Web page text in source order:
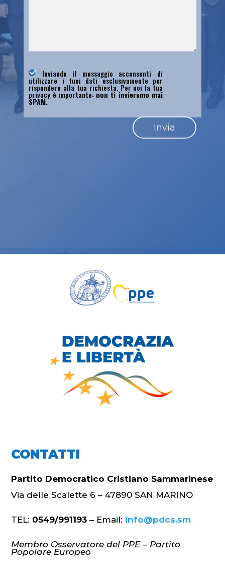
Inviando il messaggio acconsenti di
utilizzare i tuoi dati esclusivamente per
rispondere alla tua richiesta. Per noi la tua
privacy è importante: non ti invieremo mai
SPAM.
CONTATTI
Partito Democratico Cristiano Sammarinese
Via delle Scalette 6 – 47890 SAN MARINO
TEL: 0549/991193 – Email: info@pdcs.sm
Membro Osservatore del PPE – Partito
Popolare Europeo